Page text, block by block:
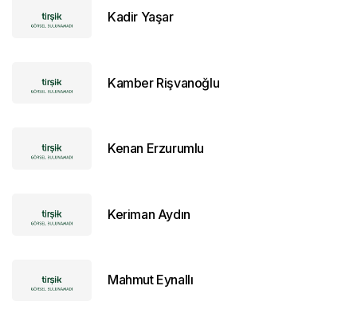
Kadir Yaşar
Kamber Rişvanoğlu
Kenan Erzurumlu
Keriman Aydın
Mahmut Eynallı